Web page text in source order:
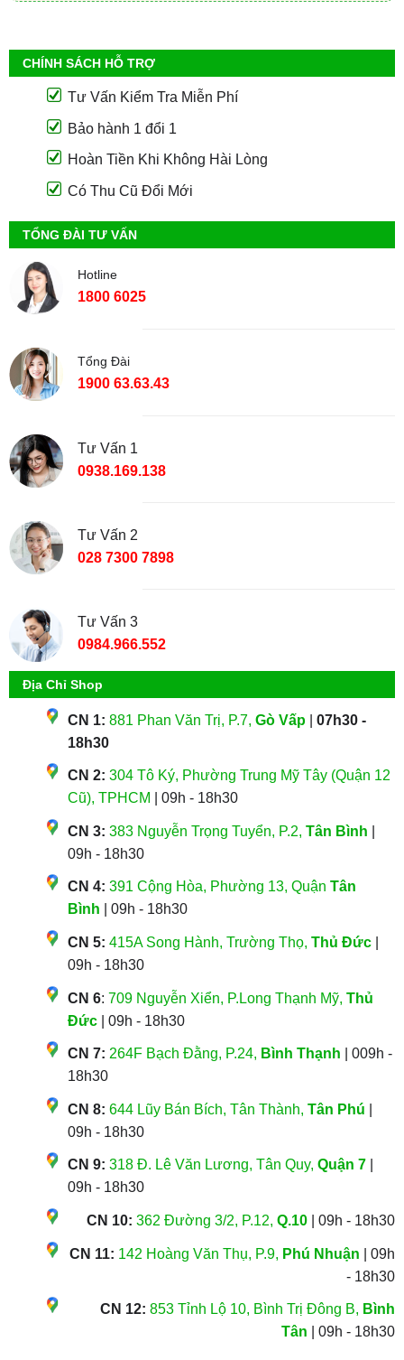
CHÍNH SÁCH HỖ TRỢ
Tư Vấn Kiểm Tra Miễn Phí
Bảo hành 1 đổi 1
Hoàn Tiền Khi Không Hài Lòng
Có Thu Cũ Đổi Mới
TỔNG ĐÀI TƯ VẤN
Hotline
1800 6025
Tổng Đài
1900 63.63.43
Tư Vấn 1
0938.169.138
Tư Vấn 2
028 7300 7898
Tư Vấn 3
0984.966.552
Địa Chỉ Shop
CN 1: 881 Phan Văn Trị, P.7, Gò Vấp| 07h30 -
18h30
CN 2: 304 Tô Ký, Phường Trung Mỹ Tây (Quận 12
Cũ), TPHCM
| 09h - 18h30
CN 3: 383 Nguyễn Trọng Tuyển, P.2, Tân Bình
09h - 18h30
CN 4: 391 Cộng Hòa, Phường 13, Quận Tân
Bình | 09h - 18h30
CN 5: 415A Song Hành, Trường Thọ, Thủ Đức|
09h - 18h30
CN 6: 709 Nguyễn Xiển, P.Long Thạnh Mỹ, Thủ
Đức| 09h - 18h30
CN 7: 264F Bạch Đằng, P.24, Bình Thạnh | 009h -
18h30
CN 8: 644 Lũy Bán Bích, Tân Thành, Tân Phú
09h - 18h30
CN 9: 318 Đ. Lê Văn Lương, Tân Quy, Quận 7|
09h - 18h30
CN 10: 362 Đường 3/2, P.12,Q.10 | 09h - 18h30
CN 11: 142 Hoàng Văn Thụ, P.9, Phú Nhuận | 09h
- 18h30
CN 12: 853 Tỉnh Lộ 10, Bình Trị Đông B, Bình
Tân | 09h - 18h30